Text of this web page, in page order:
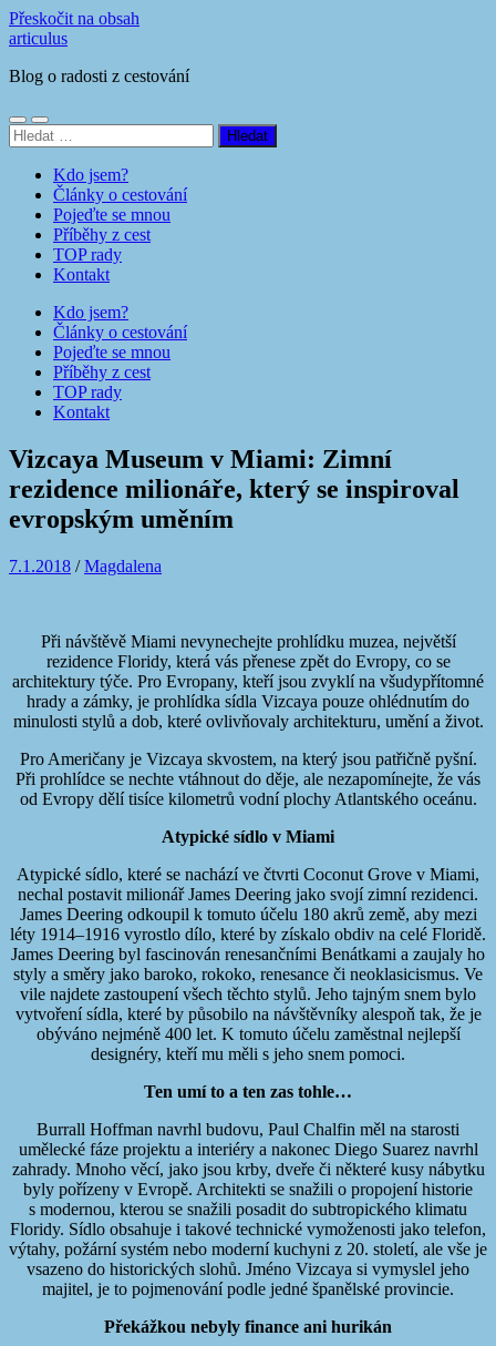
Přeskočit na obsah
articulus
Blog o radosti z cestování
Přepnout
mobilní
Přepnout
vyhledávací
Vyhledávání
Kdo jsem?
Články o cestování
Pojeďte se mnou
Příběhy z cest
TOP rady
Kontakt
Kdo jsem?
Články o cestování
Pojeďte se mnou
Příběhy z cest
TOP rady
Kontakt
Vizcaya Museum v Miami: Zimní
rezidence milionáře, který se inspiroval
evropským uměním
7.1.2018 /Magdalena
Při návštěvě Miami nevynechejte prohlídku muzea, největší
rezidence Floridy, která vás přenese zpět do Evropy, co se
architektury týče. Pro Evropany, kteří jsou zvyklí na všudypřítomné
hrady a zámky, je prohlídka sídla Vizcaya pouze ohlédnutím do
minulosti stylů a dob, které ovlivňovaly architekturu, umění a život.
Pro Američany je Vizcaya skvostem, na který jsou patřičně pyšní.
Při prohlídce se nechte vtáhnout do děje, ale nezapomínejte, že vás
od Evropy dělí tisíce kilometrů vodní plochy Atlantského oceánu.
Atypické sídlo v Miami
Atypické sídlo, které se nachází ve čtvrti Coconut Grove v Miami,
nechal postavit milionář James Deering jako svojí zimní rezidenci.
James Deering odkoupil k tomuto účelu 180 akrů země, aby mezi
léty 1914–1916 vyrostlo dílo, které by získalo obdiv na celé Floridě.
James Deering byl fascinován renesančními Benátkami a zaujaly ho
styly a směry jako baroko, rokoko, renesance či neoklasicismus. Ve
vile najdete zastoupení všech těchto stylů. Jeho tajným snem bylo
vytvoření sídla, které by působilo na návštěvníky alespoň tak, že je
obýváno nejméně 400 let. K tomuto účelu zaměstnal nejlepší
designéry, kteří mu měli s jeho snem pomoci.
Ten umí to a ten zas tohle…
Burrall Hoffman navrhl budovu, Paul Chalfin měl na starosti
umělecké fáze projektu a interiéry a nakonec Diego Suarez navrhl
zahrady. Mnoho věcí, jako jsou krby, dveře či některé kusy nábytku
byly pořízeny v Evropě. Architekti se snažili o propojení historie
s modernou, kterou se snažili posadit do subtropického klimatu
Floridy. Sídlo obsahuje i takové technické vymoženosti jako telefon,
výtahy, požární systém nebo moderní kuchyni z 20. století, ale vše je
vsazeno do historických slohů. Jméno Vizcaya si vymyslel jeho
majitel, je to pojmenování podle jedné španělské provincie.
Překážkou nebyly finance ani hurikán